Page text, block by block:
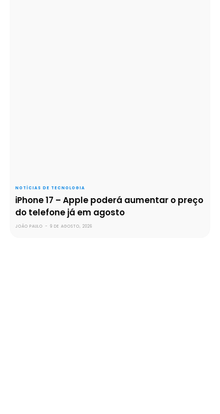
NOTÍCIAS DE TECNOLOGIA
iPhone 17 – Apple poderá aumentar o preço
do telefone já em agosto
JOÃO PAULO - 9 DE AGOSTO, 2026